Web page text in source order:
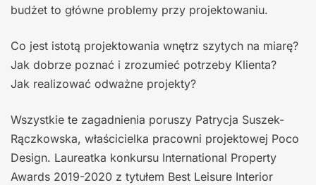
budżet to główne problemy przy projektowaniu.
Co jest istotą projektowania wnętrz szytych na miarę?
Jak dobrze poznać i zrozumieć potrzeby Klienta?
Jak realizować odważne projekty?
Wszystkie te zagadnienia poruszy Patrycja Suszek-
Rączkowska, właścicielka pracowni projektowej Poco
Design. Laureatka konkursu International Property
Awards 2019-2020 z tytułem Best Leisure Interior